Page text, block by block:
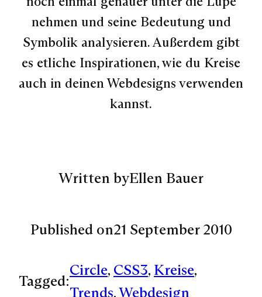
nehmen und seine Bedeutung und
Symbolik analysieren. Außerdem gibt
es etliche Inspirationen, wie du Kreise
auch in deinen Webdesigns verwenden
kannst.
Written byEllen Bauer
Published on21 September 2010
Tagged:
Circle, CSS3, Kreise
Trends, Webdesign